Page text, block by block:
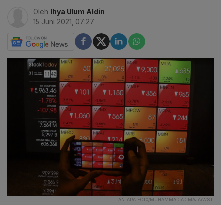
Oleh Ihya Ulum Aldin
15 Juni 2021, 07:27
ANTARA FOTO/MUHAMMAD ADIMAJA/WSJ.